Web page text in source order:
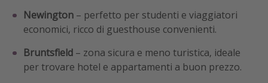
Newington – perfetto per studenti e viaggiatori
economici, ricco di guesthouse convenienti.
Bruntsfield – zona sicura e meno turistica, ideale
per trovare hotel e appartamenti a buon prezzo.